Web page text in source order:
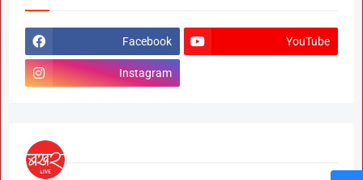
Facebook YouTube
Instagram